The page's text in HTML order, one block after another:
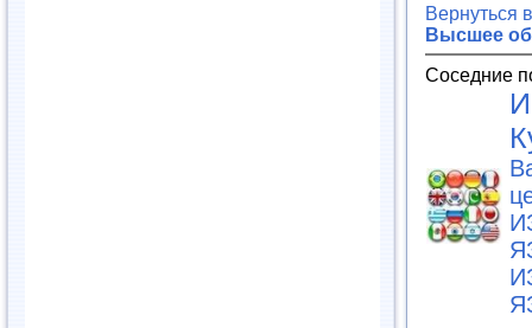
Вернуться
Высшее
Соседние